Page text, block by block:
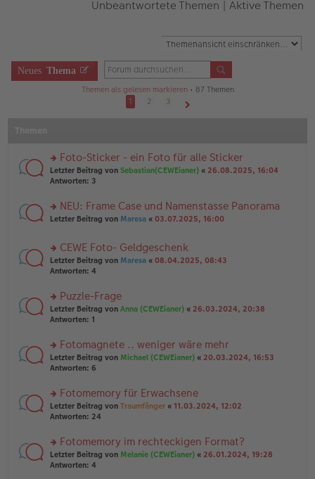
Unbeantwortete Themen | Aktive Themen
Neues Thema
Themen als gelesen markieren• 87 Themen
1
2
3
rs
te
n
g
es
e
n
er
ei
tr
a
Foto-Sticker - ein Foto für alle Sticker
Letzter Beitrag von Sebastian(CEWEianer) « 26.08.2025, 16:04
Antworten: 3
rs
u
n
g
es
e
n
er
ei
tr
a
NEU: Frame Case und Namenstasse Panorama
Letzter Beitrag von Maresa « 03.07.2025, 16:00
rs
te
n
g
el
e
n
er
tr
a
g
CEWE Foto- Geldgeschenk
Letzter Beitrag von Maresa « 08.04.2025, 08:43
Antworten: 4
rs
te
n
g
el
e
n
er
tr
a
g
Puzzle-Frage
Letzter Beitrag von Anna (CEWEianer) « 26.03.2024, 20:38
Antworten: 1
rs
te
n
g
el
e
n
er
Fotomagnete .. weniger wäre mehr
Letzter Beitrag von Michael (CEWEianer) « 20.03.2024, 16:53
Antworten: 6
rs
te
n
g
el
Fotomemory für Erwachsene
Letzter Beitrag von Traumfänger « 11.03.2024, 12:02
Antworten: 24
rs
te
Fotomemory im rechteckigen Format?
Letzter Beitrag von Melanie (CEWEianer) « 26.01.2024, 19:28
Antworten: 4